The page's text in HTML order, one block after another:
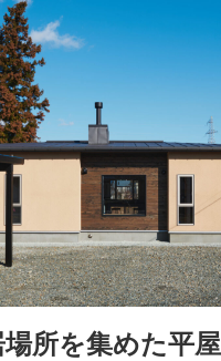
場所を集めた平